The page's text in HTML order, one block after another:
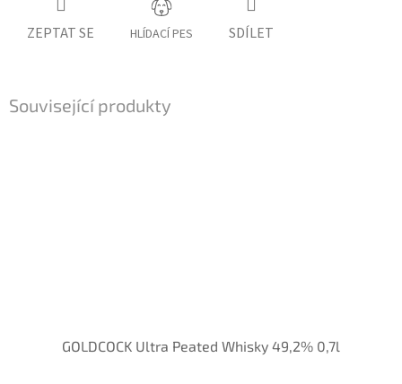
ZEPTAT SE HLÍDACÍ PES SDÍLET
Související produkty
GOLDCOCK Ultra Peated Whisky 49,2% 0,7l